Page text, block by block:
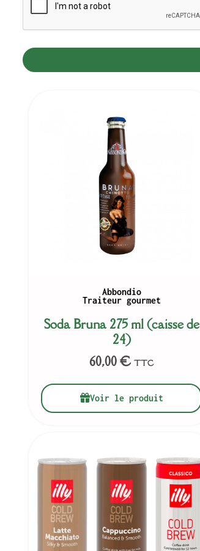
Abbondio
Traiteur gourmet
Soda Bruna 275 ml (caisse de
24)
60,00€ TTC
Voir le produit